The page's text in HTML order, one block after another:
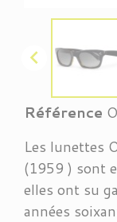

Référence
Les lunettes
(1959 ) sont
elles ont su
années